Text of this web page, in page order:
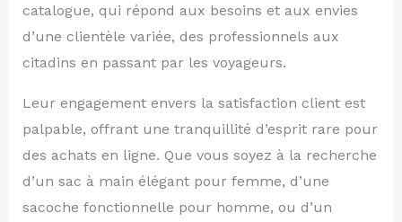
catalogue, qui répond aux besoins et aux envies
d’une clientèle variée, des professionnels aux
citadins en passant par les voyageurs.
Leur engagement envers la satisfaction client est
palpable, offrant une tranquillité d’esprit rare pour
des achats en ligne. Que vous soyez à la recherche
d’un sac à main élégant pour femme, d’une
sacoche fonctionnelle pour homme, ou d’un